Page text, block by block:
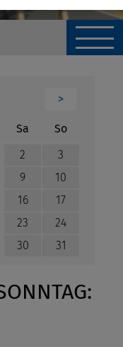
>
Sa mstagSonntag
2
3
9
10
16
17
23
24
30 31